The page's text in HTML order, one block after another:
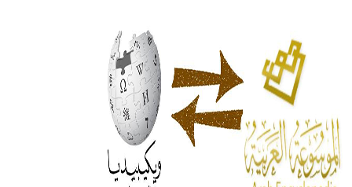
الحكم، الأدلة، تنظيم التغذية، ورسالته في جروح الرأس. ويعود
له الفضل بأنه حرر الطب من الدين والفلسفة.
- هل تعلم أن المرجان إفراز حيواني يتكون في البحر ويتركب
من مادة كربونات الكلسيوم، وهو أحمر أو شديد الحمرة وهو
أجود أنواعه، ويمتاز بكبر الحجم ويسمى الش